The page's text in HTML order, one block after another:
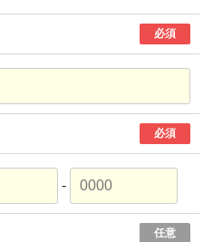
必須
必須
-
任意